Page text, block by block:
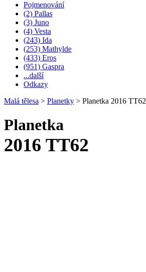
Pojmenování
(2) Pallas
(3) Juno
(4) Vesta
(243) Ida
(253) Mathylde
(433) Eros
(951) Gaspra
...další
Odkazy
Malá tělesa > Planetky > Planetka 2016 TT62
Planetka
2016 TT62